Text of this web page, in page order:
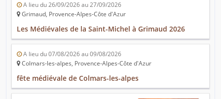
A lieu du 26/09/2026 au 27/09/2026
Grimaud, Provence-Alpes-Côte d'Azur
Les Médiévales de la Saint-Michel à Grimaud 2026
A lieu du 07/08/2026 au 09/08/2026
Colmars-les-alpes, Provence-Alpes-Côte d'Azur
fête médiévale de Colmars-les-alpes